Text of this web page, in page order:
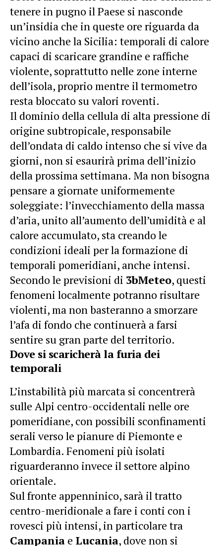
tenere in pugno il Paese si nasconde
un’insidia che in queste ore riguarda da
vicino anche la Sicilia: temporali di calore
capaci di scaricare grandine e raffiche
violente, soprattutto nelle zone interne
dell’isola, proprio mentre il termometro
resta bloccato su valori roventi.
Il dominio della cellula di alta pressione di
origine subtropicale, responsabile
dell’ondata di caldo intenso che si vive da
giorni, non si esaurirà prima dell’inizio
della prossima settimana. Ma non bisogna
pensare a giornate uniformemente
soleggiate: l’invecchiamento della massa
d’aria, unito all’aumento dell’umidità e al
calore accumulato, sta creando le
condizioni ideali per la formazione di
temporali pomeridiani, anche intensi.
Secondo le previsioni di 3bMeteo, questi
fenomeni localmente potranno risultare
violenti, ma non basteranno a smorzare
l’afa di fondo che continuerà a farsi
sentire su gran parte del territorio.
Dove si scaricherà la furia dei
temporali
L’instabilità più marcata si concentrerà
sulle Alpi centro-occidentali nelle ore
pomeridiane, con possibili sconfinamenti
serali verso le pianure di Piemonte e
Lombardia. Fenomeni più isolati
riguarderanno invece il settore alpino
orientale.
Sul fronte appenninico, sarà il tratto
centro-meridionale a fare i conti con i
rovesci più intensi, in particolare tra
Campania e Lucania, dove non si